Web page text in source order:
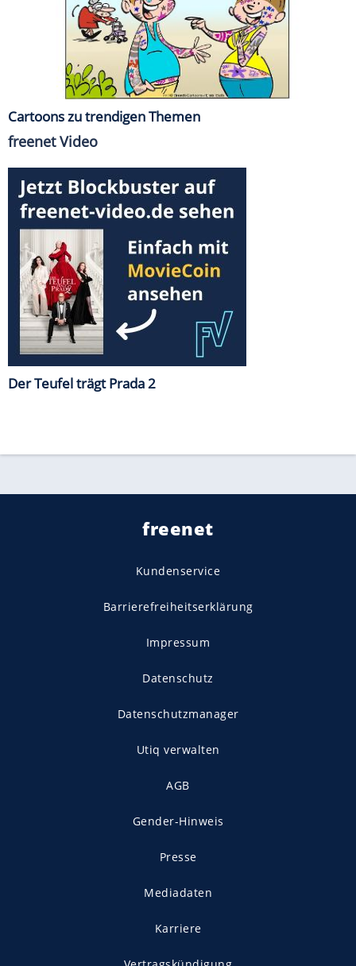
Cartoons zu trendigen Themen
freenet Video
Der Teufel trägt Prada 2
freenet
Kundenservice
Barrierefreiheitserklärung
Impressum
Datenschutz
Datenschutzmanager
Utiq verwalten
AGB
Gender-Hinweis
Presse
Mediadaten
Karriere